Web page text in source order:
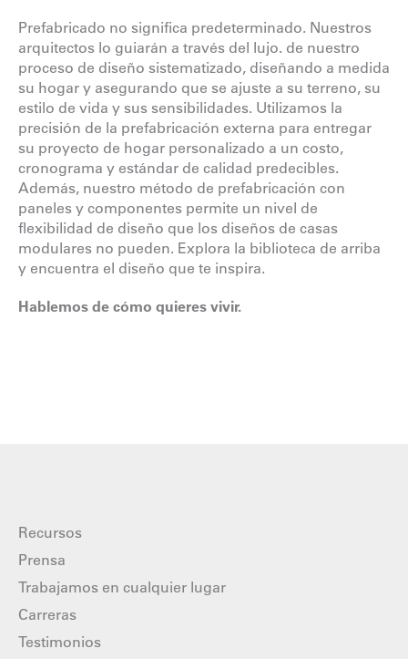
Prefabricado no significa predeterminado. Nuestros
arquitectos lo guiarán a través del lujo. de nuestro
proceso de diseño sistematizado, diseñando a medida
su hogar y asegurando que se ajuste a su terreno, su
estilo de vida y sus sensibilidades. Utilizamos la
precisión de la prefabricación externa para entregar
su proyecto de hogar personalizado a un costo,
cronograma y estándar de calidad predecibles.
Además, nuestro método de prefabricación con
paneles y componentes permite un nivel de
flexibilidad de diseño que los diseños de casas
modulares no pueden. Explora la biblioteca de arriba
y encuentra el diseño que te inspira.
Hablemos de cómo quieres vivir.
Recursos
Prensa
Trabajamos en cualquier lugar
Carreras
Testimonios